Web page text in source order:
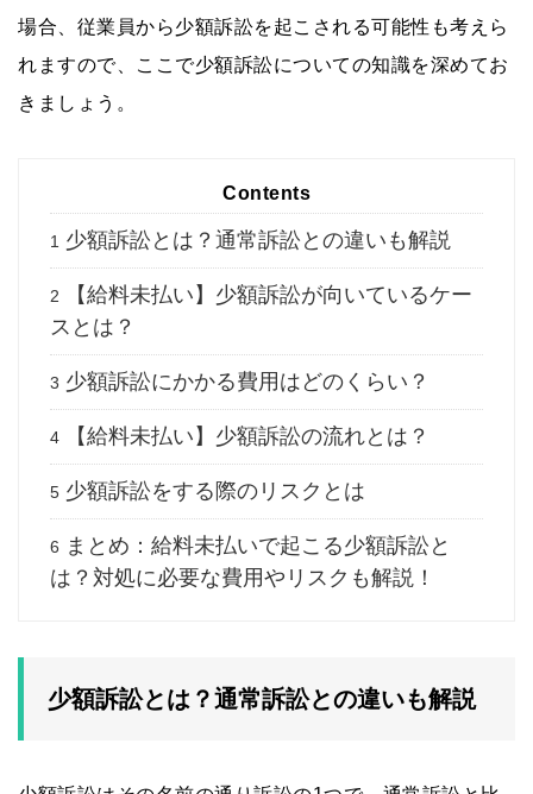
場合、従業員から少額訴訟を起こされる可能性も考えら
れますので、ここで少額訴訟についての知識を深めてお
きましょう。
Contents
1 少額訴訟とは？通常訴訟との違いも解説
2
【給料未払い】少額訴訟が向いているケー
スとは？
3 少額訴訟にかかる費用はどのくらい？
4 【給料未払い】少額訴訟の流れとは？
5 少額訴訟をする際のリスクとは
6
まとめ：給料未払いで起こる少額訴訟と
は？対処に必要な費用やリスクも解説！
少額訴訟とは？通常訴訟との違いも解説